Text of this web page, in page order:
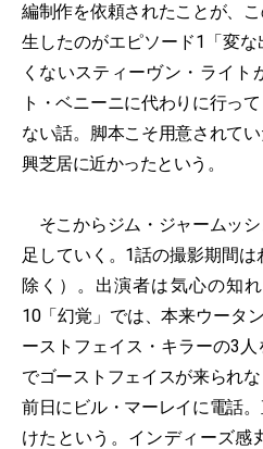
編制作を依頼されたことが、
生したのがエピソード1「変
くないスティーヴン・ライト
ト・ベニーニに代わりに行っ
ない話。脚本こそ用意されて
興芝居に近かったという。
そこからジム・ジャームッ
足していく。1話の撮影期間
除く）。出演者は気心の知
10「幻覚」では、本来ウータ
ーストフェイス・キラーの3
でゴーストフェイスが来られ
前日にビル・マーレイに電話
けたという。インディーズ感